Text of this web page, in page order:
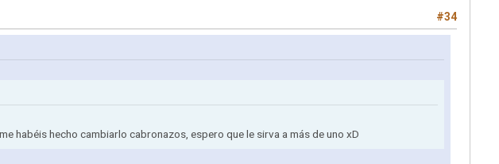
#34
me habéis hecho cambiarlo cabronazos, espero que le sirva a más de uno xD